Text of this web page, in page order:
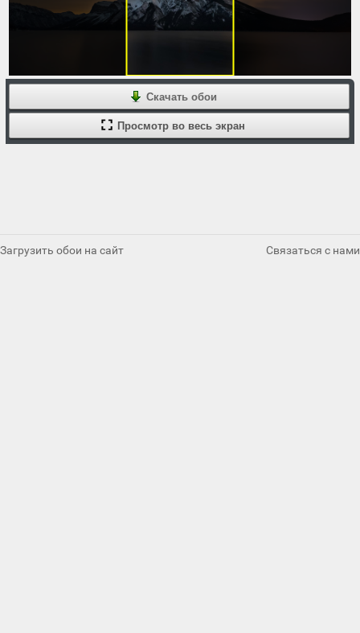
Скачать обои
Просмотр во весь экран
Загрузить обои на сайт Связаться с нами